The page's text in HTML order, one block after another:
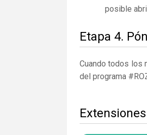
posible
Etapa 4.
Cuando todos los
del programa